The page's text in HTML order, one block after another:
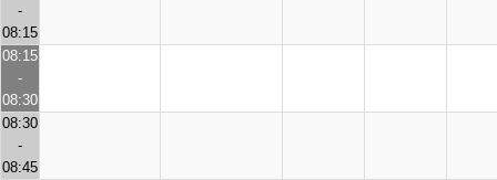
-
08:15
08:15
-
08:30
08:30
-
08:45